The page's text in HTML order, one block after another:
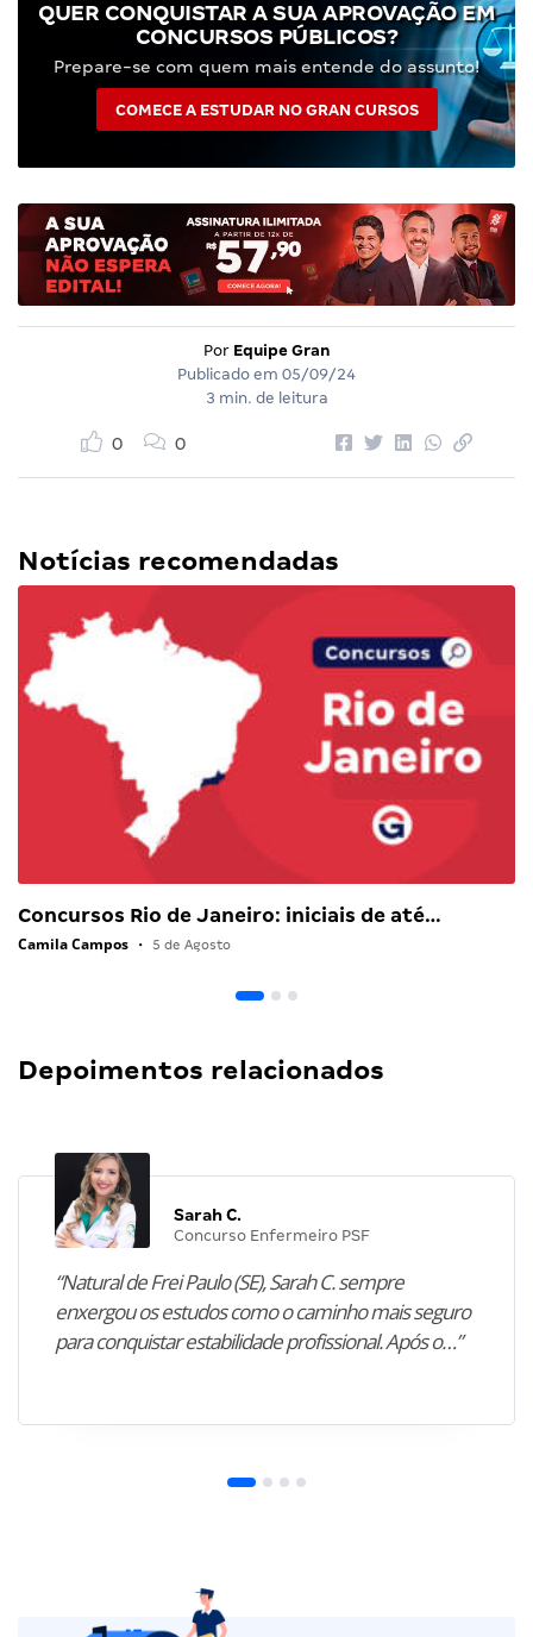
QUER CONQUISTAR A SUA APROVAÇÃO EM
CONCURSOS PÚBLICOS?
Prepare-se com quem mais entende do assunto!
COMECE A ESTUDAR NO GRAN CURSOS
Por Equipe Gran
Publicado em 05/09/24
3 min. de leitura
0 0
Notícias recomendadas
Concursos Rio de Janeiro: iniciais de até…
Camila Campos • 5 de Agosto
Depoimentos relacionados
Sarah C.
Concurso Enfermeiro PSF
“Natural de Frei Paulo (SE), Sarah C. sempre
enxergou os estudos como o caminho mais seguro
para conquistar estabilidade profissional. Após o…”